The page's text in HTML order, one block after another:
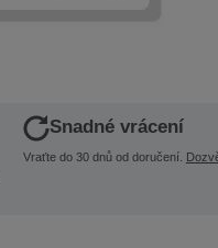
Snadné vrácení
Vraťte do 30 dnů od doručení.